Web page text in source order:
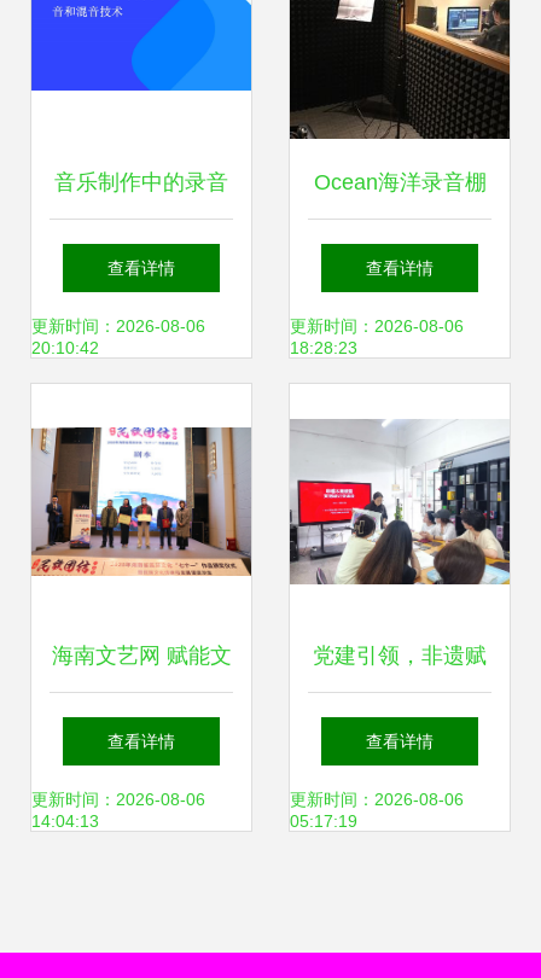
音乐制作中的录音
与混音 从基础到实
战
查看详情
更新时间：2026-08-06
20:10:42
Ocean海洋录音棚
专业录音制作的艺
术殿堂
查看详情
更新时间：2026-08-06
18:28:23
海南文艺网 赋能文
艺创作服务的创新
平台
查看详情
更新时间：2026-08-06
14:04:13
党建引领，非遗赋
能 | 大湾区文旅智
造研发中心非遗木
查看详情
更新时间：2026-08-06
05:17:19